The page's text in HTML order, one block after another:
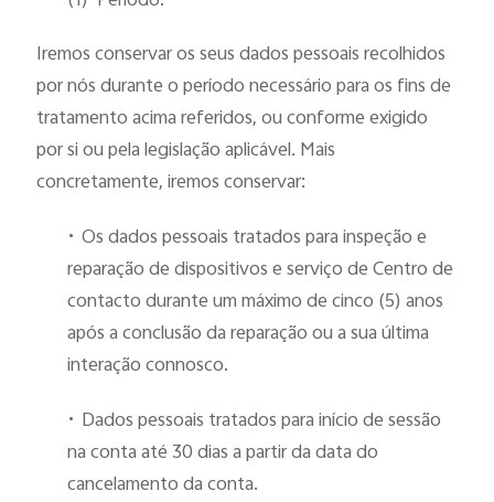
Iremos conservar os seus dados pessoais recolhidos
por nós durante o período necessário para os fins de
tratamento acima referidos, ou conforme exigido
por si ou pela legislação aplicável. Mais
concretamente, iremos conservar:
• Os dados pessoais tratados para inspeção e
reparação de dispositivos e serviço de Centro de
contacto durante um máximo de cinco (5) anos
após a conclusão da reparação ou a sua última
interação connosco.
• Dados pessoais tratados para início de sessão
na conta até 30 dias a partir da data do
cancelamento da conta.